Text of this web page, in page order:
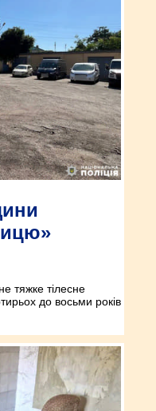
тяжке тілесне
до восьми років